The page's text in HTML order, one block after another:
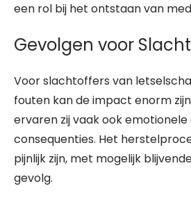
een rol bij het ontstaan van
Gevolgen voor
Voor slachtoffers van
fouten kan de impact enorm
ervaren zij vaak ook
consequenties. Het
pijnlijk zijn, met mogelijk
gevolg.